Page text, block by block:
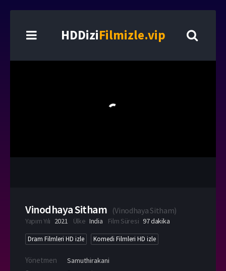
HDDiziFilmizle.vip
Vinodhaya Sitham (Vinodhaya Sitham)
Yapım Yılı 2021 Ülke India Film Süresi 97 dakika
Dram Filmleri HD izle Komedi Filmleri HD izle
Yönetmen Samuthirakani